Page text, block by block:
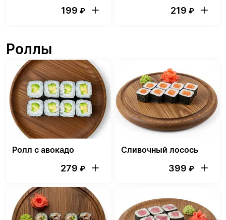
199 ₽ 219 ₽
Роллы
Ролл с авокадо
279 ₽
Сливочный лосось
399 ₽